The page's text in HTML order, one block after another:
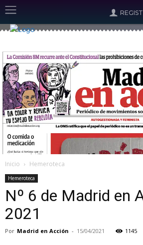
Inicio Hemeroteca
Hemeroteca
Nº 6 de Madrid en
2021
Por Madrid en Acción - 15/04/2021 1145